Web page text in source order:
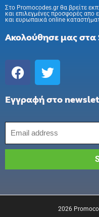
Στo Promocodes.gr θα βρείτε
και επιλεγμένες προσφορές απο
και ευρωπαικά online
Ακολούθησε μας στα
Εγγραφή στο
2026